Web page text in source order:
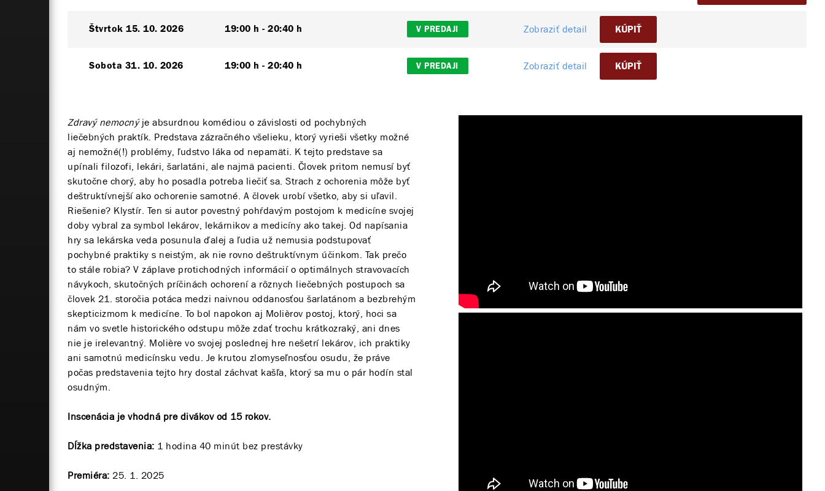
Štvrtok 15. 10. 2026 19:00 h 20:40 h V PREDAJI Zobraziť detail KÚPIŤ
Sobota 31. 10. 2026 19:00 h 20:40 h V PREDAJI Zobraziť detail KÚPIŤ
Zdravý nemocnýje absurdnou komédiou o závislosti od pochybných
liečebných praktík. Predstava zázračného všelieku, ktorý vyrieši všetky možné
aj nemožné(!) problémy, ľudstvo láka od nepamäti. K tejto predstave sa
upínali filozofi, lekári, šarlatáni, ale najmä pacienti. Človek pritom nemusí byť
skutočne chorý, aby ho posadla potreba liečiť sa. Strach z ochorenia môže byť
deštruktívnejší ako ochorenie samotné. A človek urobí všetko, aby si uľavil.
Riešenie? Klystír. Ten si autor povestný pohŕdavým postojom k medicíne svojej
doby vybral za symbol lekárov, lekárnikov a medicíny ako takej. Od napísania
hry sa lekárska veda posunula ďalej a ľudia už nemusia podstupovať
pochybné praktiky s neistým, ak nie rovno deštruktívnym účinkom. Tak prečo
to stále robia? V záplave protichodných informácií o optimálnych stravovacích
návykoch, skutočných príčinách ochorení a rôznych liečebných postupoch sa
človek 21. storočia potáca medzi naivnou oddanosťou šarlatánom a bezbrehým
skepticizmom k medicíne. To bol napokon aj Molièrov postoj, ktorý, hoci sa
nám vo svetle historického odstupu môže zdať trochu krátkozraký, ani dnes
nie je irelevantný. Molière vo svojej poslednej hre nešetrí lekárov, ich praktiky
ani samotnú medicínsku vedu. Je krutou zlomyseľnosťou osudu, že práve
počas predstavenia tejto hry dostal záchvat kašľa, ktorý sa mu o pár hodín stal
osudným.
Inscenácia je vhodná pre divákov od 15 rokov.
Dĺžka predstavenia: 1 hodina 40 minút bez prestávky
Premiéra: 25. 1. 2025